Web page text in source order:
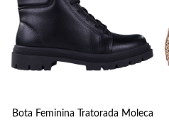
Bota Feminina Tratorada Moleca